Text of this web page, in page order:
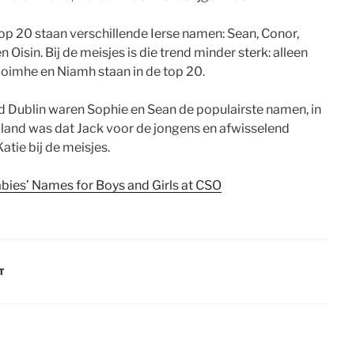
20 staan verschillende Ierse namen: Sean, Conor,
Oisin. Bij de meisjes is die trend minder sterk: alleen
en Niamh staan in de top 20.
Dublin waren Sophie en Sean de populairste namen, in
was dat Jack voor de jongens en afwisselend
bij de meisjes.
Names for Boys and Girls at CSO